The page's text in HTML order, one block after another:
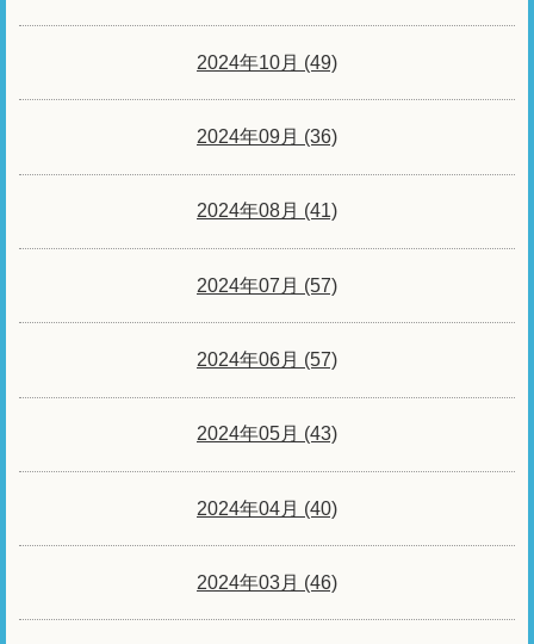
2024年10月 (49)
2024年09月 (36)
2024年08月 (41)
2024年07月 (57)
2024年06月 (57)
2024年05月 (43)
2024年04月 (40)
2024年03月 (46)